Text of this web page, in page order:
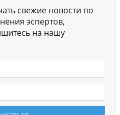
свежие новости по
эспертов,
на нашу